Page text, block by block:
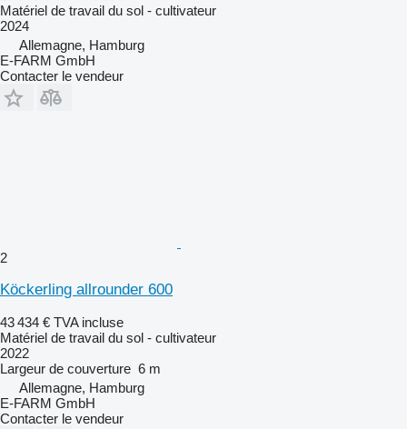
Matériel de travail du sol - cultivateur
2024
Allemagne, Hamburg
E-FARM GmbH
Contacter le vendeur
2
Köckerling allrounder 600
43 434 € TVA incluse
Matériel de travail du sol - cultivateur
2022
Largeur de couverture 6 m
Allemagne, Hamburg
E-FARM GmbH
Contacter le vendeur